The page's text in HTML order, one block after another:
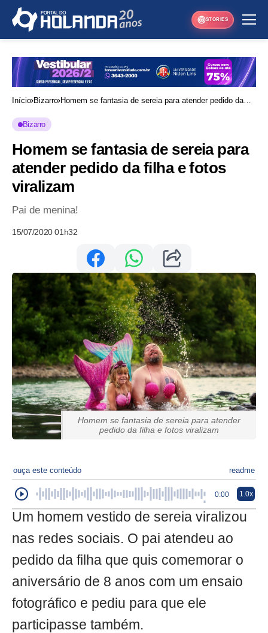
STORIES
Início Bizarro Homem se fantasia de sereia para atender pedido da
Bizarro
Homem se fantasia de sereia para
atender pedido da filha e fotos
viralizam
Pai de menina!
15/07/2020 01h32
Homem se fantasia de sereia para atender
pedido da filha e fotos viralizam
ouça este conteúdo readme
0:00 1.0x
Um homem vestido de sereia viralizou
nas redes sociais. O pai atendeu ao
pedido da filha que quis comemorar o
aniversário de 8 anos com um ensaio
fotográfico e pediu para que ele
participasse também.